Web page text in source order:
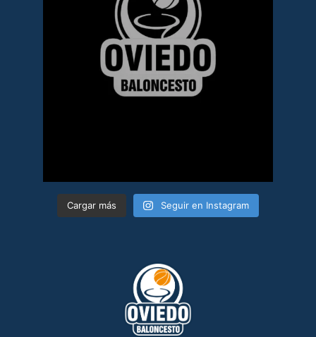
Cargar más Seguir en Instagram